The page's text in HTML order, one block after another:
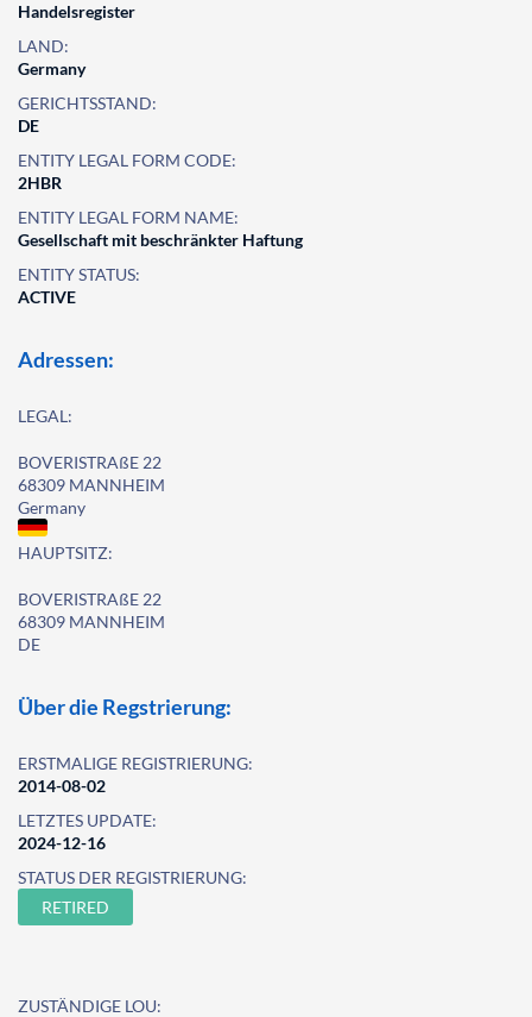
Handelsregister
LAND:
Germany
GERICHTSSTAND:
DE
ENTITY LEGAL FORM CODE:
2HBR
ENTITY LEGAL FORM NAME:
Gesellschaft mit beschränkter Haftung
ENTITY STATUS:
ACTIVE
Adressen:
LEGAL:
BOVERISTRAßE 22
68309 MANNHEIM
Germany
HAUPTSITZ:
BOVERISTRAßE 22
68309 MANNHEIM
DE
Über die Regstrierung:
ERSTMALIGE REGISTRIERUNG:
2014-08-02
LETZTES UPDATE:
2024-12-16
STATUS DER REGISTRIERUNG:
RETIRED
ZUSTÄNDIGE LOU: